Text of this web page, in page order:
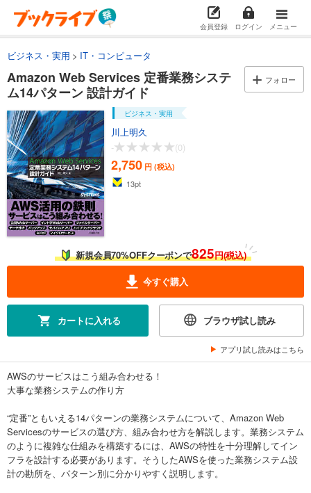
会員登録 ログイン メニュー
ビジネス・実用 IT・コンピュータ
Amazon Web Services 定番業務システ
ム14パターン 設計ガイド
フォロー
ビジネス・実用
川上明久
-
(0)
2,750 円 (税込)
13pt
新規会員70%OFFクーポンで825円(税込)
今すぐ購入
カートに入れる ブラウザ試し読み
アプリ試し読みはこちら
AWSのサービスはこう組み合わせる！
大事な業務システムの作り方
“定番”ともいえる14パターンの業務システムについて、Amazon Web
Servicesのサービスの選び方、組み合わせ方を解説します。業務システム
のように複雑な仕組みを構築するには、AWSの特性を十分理解してイン
フラを設計する必要があります。そうしたAWSを使った業務システム設
計の勘所を、パターン別に分かりやすく説明します。